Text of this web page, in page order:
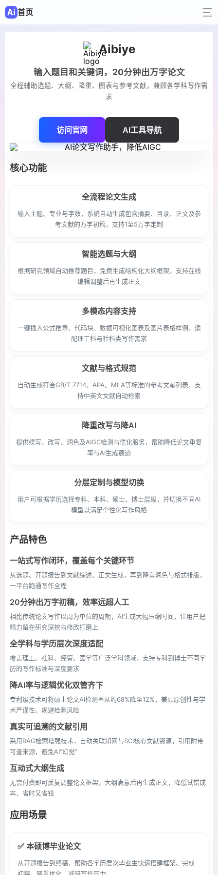
首页
Aibiye
输入题目和关键词，20分钟出万字论文
全程辅助选题、大纲、降重、图表与参考文献，兼顾各学科写作需
求
访问官网 AI工具导航
核心功能
全流程论文生成
输入主题、专业与字数，系统自动生成包含摘要、目录、正文及参
考文献的万字初稿，支持1至5万字定制
智能选题与大纲
根据研究领域自动推荐题目，免费生成结构化大纲框架，支持在线
编辑调整后再生成正文
多模态内容支持
一键插入公式推导、代码块、数据可视化图表及图片表格样例，适
配理工科与社科类写作需求
文献与格式规范
自动生成符合GB/T 7714、APA、MLA等标准的参考文献列表，支
持中英文文献自动检索
降重改写与降AI
提供续写、改写、润色及AIGC检测与优化服务，帮助降低论文重复
率与AI生成痕迹
分层定制与模型切换
用户可根据学历选择专科、本科、硕士、博士层级，并切换不同AI
模型以满足个性化写作风格
产品特色
一站式写作闭环，覆盖每个关键环节
从选题、开题报告到文献综述、正文生成，再到降重润色与格式排版，
一平台跑通写作全程
20分钟出万字初稿，效率远超人工
相比传统论文写作以周为单位的周期，AI生成大幅压缩时间，让用户把
精力留在研究深挖与修改打磨上
全学科与学历层次深度适配
覆盖理工、社科、经管、医学等广泛学科领域，支持专科到博士不同学
历的写作标准与深度要求
降AI率与逻辑优化双管齐下
专利级技术可将硕士论文AI检测率从约68%降至12%，兼顾原创性与学
术严谨性，规避检测风险
真实可追溯的文献引用
采用RAG检索增强技术，自动关联知网与SCI核心文献资源，引用附带
可查来源，避免AI“幻觉”
互动式大纲生成
无需付费即可反复调整论文框架，大纲满意后再生成正文，降低试错成
本，省时又省钱
应用场景
✅ 本硕博毕业论文
从开题报告到终稿，帮助各学历层次毕业生快速搭建框架、完成